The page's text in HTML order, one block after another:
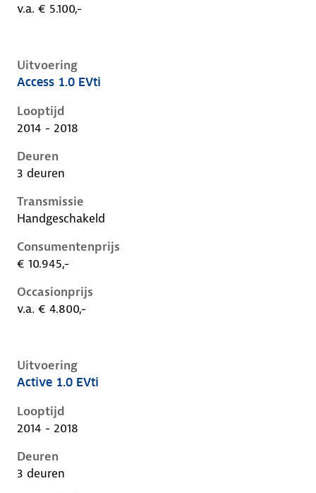
v.a. € 5.100,-
Uitvoering
Peugeot 108 i, 1.0 evti, 50 kW, Benzine, 3 deuren
Access 1.0 EVti
Looptijd
2014 - 2018
Deuren
3 deuren
Transmissie
Handgeschakeld
Consumentenprijs
€ 10.945,-
Occasionprijs
v.a. € 4.800,-
Uitvoering
Peugeot 108 i, 1.0 evti, 50 kW, Benzine, 3 deuren
Active 1.0 EVti
Looptijd
2014 - 2018
Deuren
3 deuren